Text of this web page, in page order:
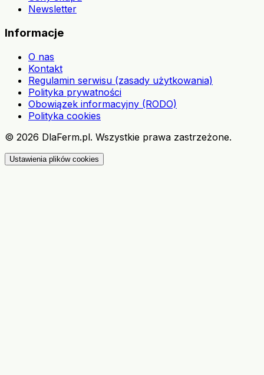
Newsletter
Informacje
O nas
Kontakt
Regulamin serwisu (zasady użytkowania)
Polityka prywatności
Obowiązek informacyjny (RODO)
Polityka cookies
© 2026 DlaFerm.pl. Wszystkie prawa zastrzeżone.
Ustawienia plików cookies